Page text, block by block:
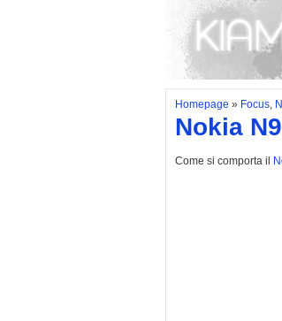
Homepage » Focus,
Nokia
Come si comporta il